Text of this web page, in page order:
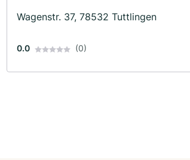
Wagenstr. 37, 78532 Tuttlingen
0.0 (0)